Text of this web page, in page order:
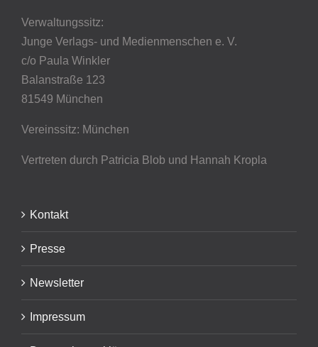
Verwaltungssitz:
Junge Verlags- und Medienmenschen e. V.
c/o Paula Winkler
Balanstraße 123
81549 München
Vereinssitz: München
Vertreten durch Patricia Blob und Hannah Kropla
Kontakt
Presse
Newsletter
Impressum